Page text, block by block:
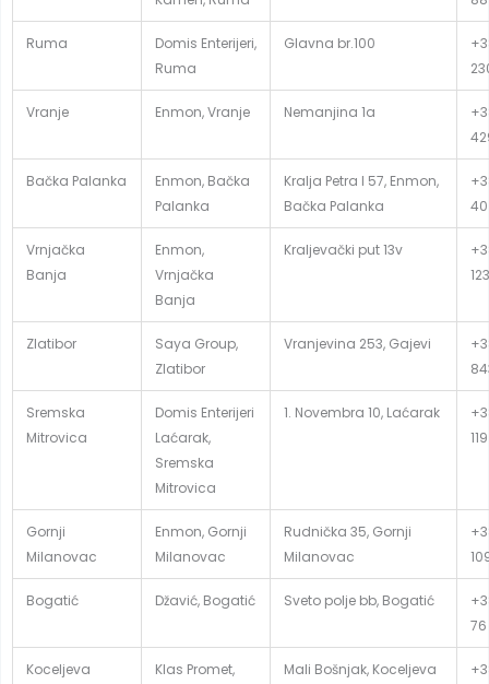
Ruma
Domis Enterijeri,
Ruma
Glavna br.100
Vranje Enmon, Vranje Nemanjina 1a
Bačka Palanka
Enmon, Bačka
Palanka
Kralja Petra I 57, Enmon,
Bačka Palanka
40
Vrnjačka
Banja
Enmon,
Vrnjačka
Banja
Kraljevački put 13v
123
Zlatibor
Saya Group,
Zlatibor
Vranjevina 253, Gajevi
Sremska
Mitrovica
Domis Enterijeri
Laćarak,
Sremska
Mitrovica
1. Novembra 10, Laćarak
119
Gornji
Milanovac
Enmon, Gornji
Milanovac
Rudnička 35, Gornji
Milanovac
Bogatić Džavić, Bogatić Sveto polje bb, Bogatić
76
Koceljeva
Klas Promet,
Mali Bošnjak, Koceljeva